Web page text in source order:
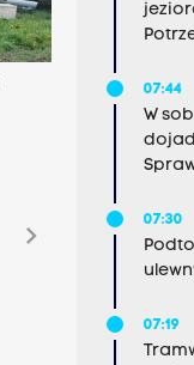
chevron_right
07:44
W
07:30
07:19